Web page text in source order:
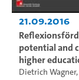
21.09.2016
potential and
higher
Dietrich Wagner,